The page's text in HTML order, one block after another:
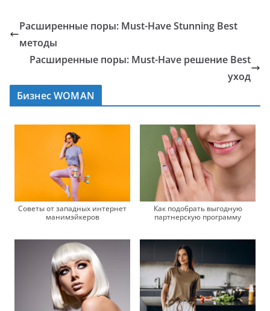
Расширенные поры: Must-Have Stunning Best
методы
Расширенные поры: Must-Have решение Best
уход
Бизнес WOMAN
Советы от западных интернет
манимэйкеров
Как подобрать выгодную
партнерскую программу